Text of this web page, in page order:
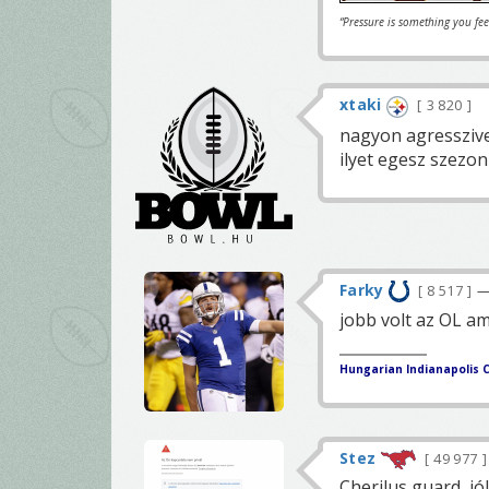
“Pressure is something you
xtaki 3 820
nagyon
ilyet egesz
Farky 8 517
jobb volt az OL
Hungarian Indianapolis
Stez 49 977